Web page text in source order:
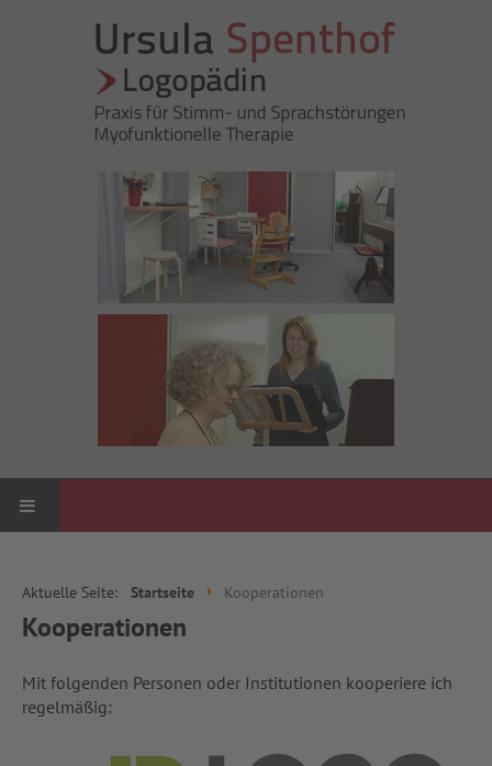
PRAXIS
ZUR PERSON
Aktuelle Seite: Startseite Kooperationen
Kooperationen
Mit folgenden Personen oder Institutionen kooperiere ich
regelmäßig: